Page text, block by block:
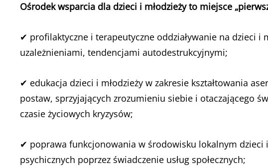
Ośrodek wsparcia dla dzieci i młodzieży to miejsce
✔ profilaktyczne i terapeutyczne oddziaływanie na dzieci i
uzależnieniami, tendencjami autodestrukcyjnymi;
✔ edukacja dzieci i młodzieży w zakresie kształtowania
postaw, sprzyjających zrozumieniu siebie i otaczającego
czasie życiowych kryzysów;
✔ poprawa funkcjonowania w środowisku lokalnym dzieci
psychicznych poprzez świadczenie usług społecznych;